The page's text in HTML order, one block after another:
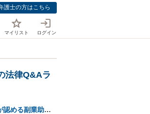
護士の方はこちら
マイリスト ログイン
法律Q&Aラ
LINEで見つけた『国が認める副業助成金』は本当にあるのですか？今それで訴えられそうでどうすれば？